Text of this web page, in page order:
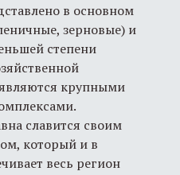
в основном
зерновые) и
степени
крупными
славится своим
который и в
весь регион